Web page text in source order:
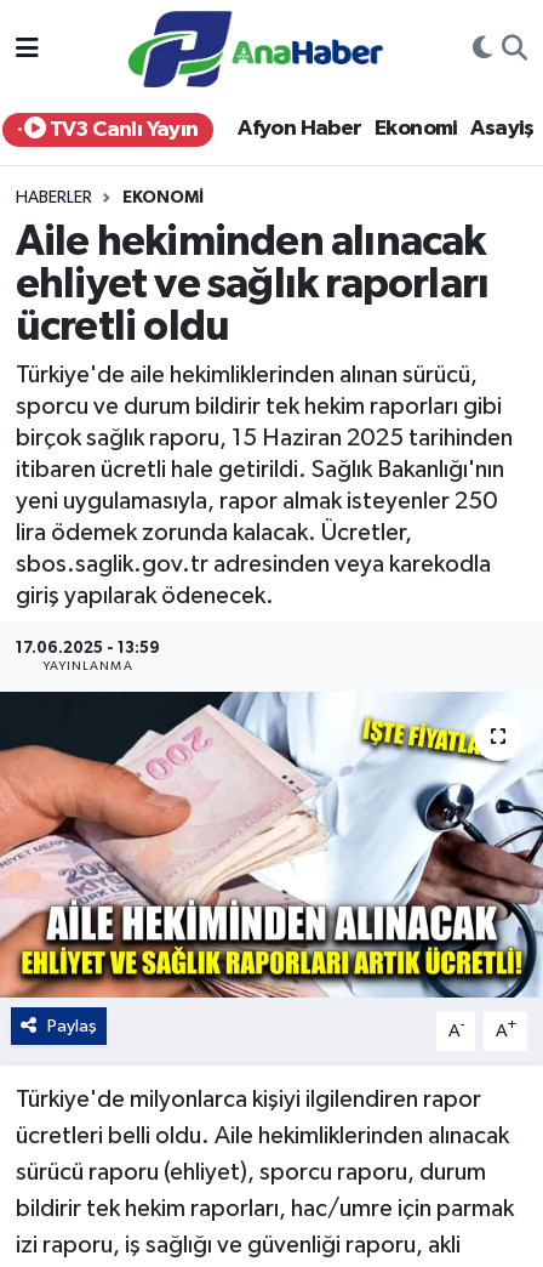
TV3 Canlı Yayın Afyon Haber Ekonomi Asayiş
HABERLER EKONOMI
Aile hekiminden alınacak
ehliyet ve sağlık raporları
ücretli oldu
Türkiye'de aile hekimliklerinden alınan sürücü,
sporcu ve durum bildirir tek hekim raporları gibi
birçok sağlık raporu, 15 Haziran 2025 tarihinden
itibaren ücretli hale getirildi. Sağlık Bakanlığı'nın
yeni uygulamasıyla, rapor almak isteyenler 250
lira ödemek zorunda kalacak. Ücretler,
sbos.saglik.gov.tr adresinden veya karekodla
giriş yapılarak ödenecek.
17.06.2025 - 13:59
YAYINLANMA
Paylaş A- A+
Türkiye'de milyonlarca kişiyi ilgilendiren rapor
ücretleri belli oldu. Aile hekimliklerinden alınacak
sürücü raporu (ehliyet), sporcu raporu, durum
bildirir tek hekim raporları, hac/umre için parmak
izi raporu, iş sağlığı ve güvenliği raporu, akli
Yurt Haber
Afyon Haber
Siyaset
Spor
Eğitim
Sağlık
Teknoloji
Kültür - Sanat
Yaşam
Afyonkarahisar Nöbetçi Eczaneler
Afyonkarahisar Hava Durumu
Afyonkarahisar Trafik Yoğunluk Haritası
Süper Lig Puan Durumu ve Fikstür
Tüm Manşetler
Son Dakika Haberleri
Haber Arşivi